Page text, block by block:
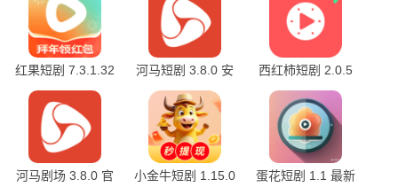
红果短剧 7.3.1.32
官方版
河马短剧 3.8.0 安
卓版
西红柿短剧 2.0.5
最新版
河马剧场 3.8.0 官
小金牛短剧 1.15.0
蛋花短剧 1.1 最新